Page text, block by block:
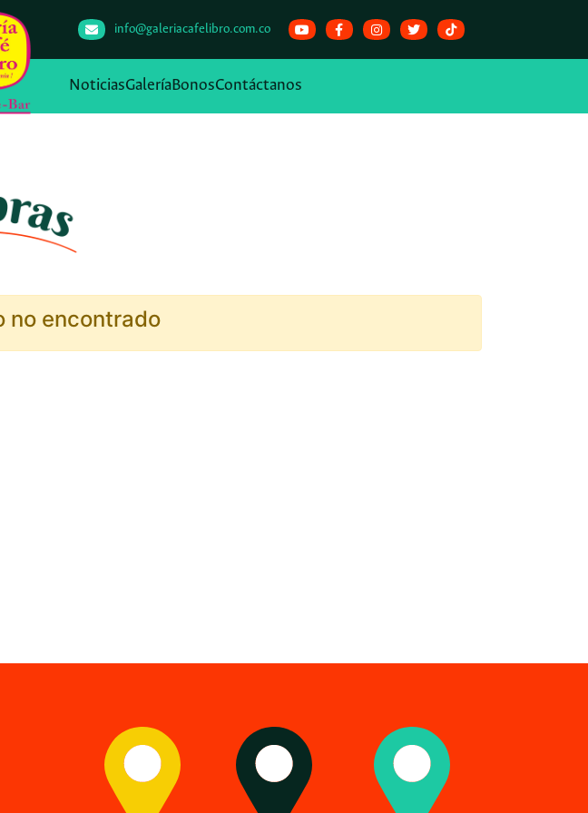
info@galeriacafelibro.com.co
NoticiasGaleríaBonosContáctanos
no encontrado